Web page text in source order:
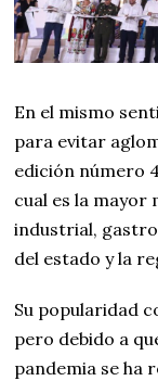
En el mismo
para evitar
edición número
cual es la mayor
industrial,
del estado y la
Su popularidad
pero debido a
pandemia se ha